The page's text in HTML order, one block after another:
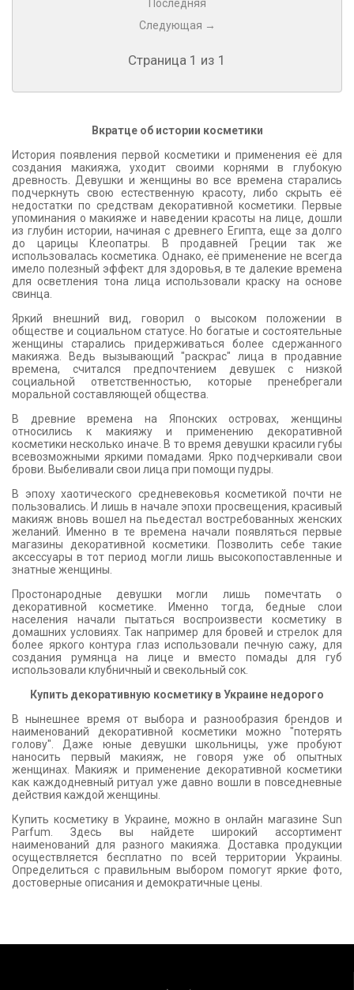
Последняя
Следующая →
Страница 1 из 1
Вкратце об истории косметики
История появления первой косметики и применения её для
создания макияжа, уходит своими корнями в глубокую
древность. Девушки и женщины во все времена старались
подчеркнуть свою естественную красоту, либо скрыть её
недостатки по средствам декоративной косметики. Первые
упоминания о макияже и наведении красоты на лице, дошли
из глубин истории, начиная с древнего Египта, еще за долго
до царицы Клеопатры. В продавней Греции так же
использовалась косметика. Однако, её применение не всегда
имело полезный эффект для здоровья, в те далекие времена
для осветления тона лица использовали краску на основе
свинца.
Яркий внешний вид, говорил о высоком положении в
обществе и социальном статусе. Но богатые и состоятельные
женщины старались придерживаться более сдержанного
макияжа. Ведь вызывающий "раскрас" лица в продавние
времена, считался предпочтением девушек с низкой
социальной ответственностью, которые пренебрегали
моральной составляющей общества.
В древние времена на Японских островах, женщины
относились к макияжу и применению декоративной
косметики несколько иначе. В то время девушки красили губы
всевозможными яркими помадами. Ярко подчеркивали свои
брови. Выбеливали свои лица при помощи пудры.
В эпоху хаотического средневековья косметикой почти не
пользовались. И лишь в начале эпохи просвещения, красивый
макияж вновь вошел на пьедестал востребованных женских
желаний. Именно в те времена начали появляться первые
магазины декоративной косметики. Позволить себе такие
аксессуары в тот период могли лишь высокопоставленные и
знатные женщины.
Простонародные девушки могли лишь помечтать о
декоративной косметике. Именно тогда, бедные слои
населения начали пытаться воспроизвести косметику в
домашних условиях. Так например для бровей и стрелок для
более яркого контура глаз использовали печную сажу, для
создания румянца на лице и вместо помады для губ
использовали клубничный и свекольный сок.
Купить декоративную косметику в Украине недорого
В нынешнее время от выбора и разнообразия брендов и
наименований декоративной косметики можно "потерять
голову". Даже юные девушки школьницы, уже пробуют
наносить первый макияж, не говоря уже об опытных
женщинах. Макияж и применение декоративной косметики
как каждодневный ритуал уже давно вошли в повседневные
действия каждой женщины.
Купить косметику в Украине, можно в онлайн магазине Sun
Parfum. Здесь вы найдете широкий ассортимент
наименований для разного макияжа. Доставка продукции
осуществляется бесплатно по всей территории Украины.
Определиться с правильным выбором помогут яркие фото,
достоверные описания и демократичные цены.